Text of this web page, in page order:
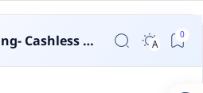
Palang Parkir Bandung- Cashless untuk Perumahan & Gedung | MSM Parking